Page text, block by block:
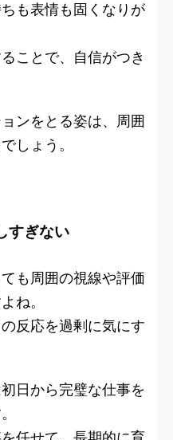
も表情も固くなりが
ことで、自信がつき
ンをとる姿は、周囲
しょう。
すぎない
も周囲の視線や評価
ね。
反応を過剰に気にす
日から完璧な仕事を